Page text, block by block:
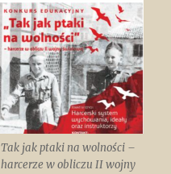
Tak jak ptaki na wolności –
harcerze w obliczu II wojny